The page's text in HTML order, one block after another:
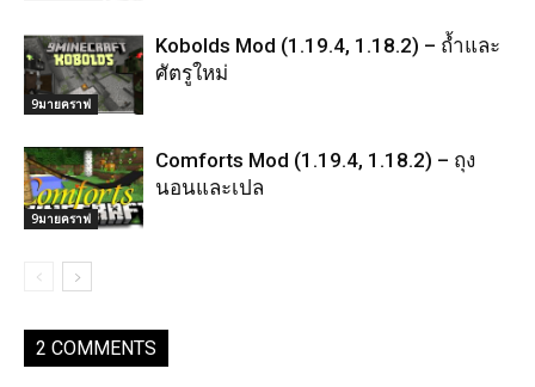
9มายคราฟ
Kobolds Mod (1.19.4, 1.18.2) – ถ้ำและ
ศัตรูใหม่
9มายคราฟ
Comforts Mod (1.19.4, 1.18.2) – ถุง
นอนและเปล
2 COMMENTS